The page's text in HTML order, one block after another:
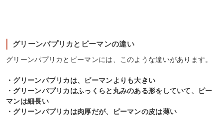
グリーンパプリカとピーマンの違い
グリーンパプリカとピーマンには、このような違いがあります。
・グリーンパプリカは、ピーマンよりも大きい
・グリーンパプリカはふっくらと丸みのある形をしていて、ピー
マンは細長い
・グリーンパプリカは肉厚だが、ピーマンの皮は薄い